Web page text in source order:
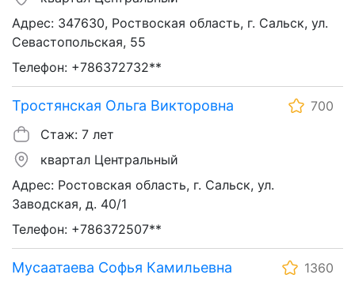
Адрес: 347630, Роствоская область, г. Сальск, ул.
Севастопольская, 55
Телефон: +786372732**
Тростянская Ольга Викторовна
700
Стаж: 7 лет
квартал Центральный
Адрес: Ростовская область, г. Сальск, ул.
Заводская, д. 40/1
Телефон: +786372507**
Мусаатаева Софья Камильевна 1360